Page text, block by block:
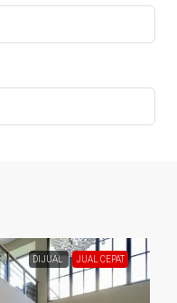
DIJUAL JUAL CEPAT